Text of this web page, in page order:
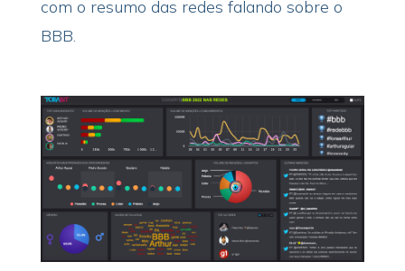
com o resumo das redes falando sobre o
BBB.